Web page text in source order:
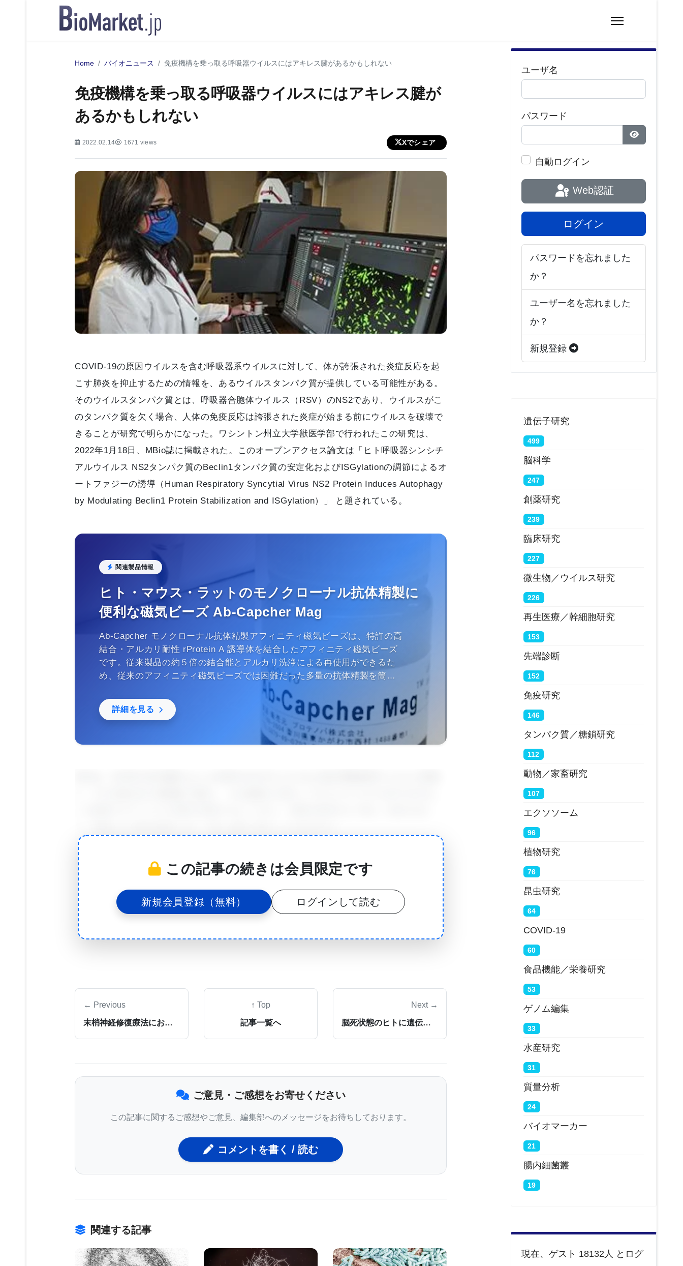
Home バイオニュース 免疫機構を乗っ取る呼吸器ウイルスにはアキレス腱があるかもしれない
免疫機構を乗っ取る呼吸器ウイルスにはアキレス腱が
あるかもしれない
2022.02.14 1671 views Xでシェア
COVID-19の原因ウイルスを含む呼吸器系ウイルスに対して、体が誇張された炎症反応を起
こす肺炎を抑止するための情報を、あるウイルスタンパク質が提供している可能性がある。
そのウイルスタンパク質とは、呼吸器合胞体ウイルス（RSV）のNS2であり、ウイルスがこ
のタンパク質を欠く場合、人体の免疫反応は誇張された炎症が始まる前にウイルスを破壊で
きることが研究で明らかになった。ワシントン州立大学獣医学部で行われたこの研究は、
2022年1月18日、MBio誌に掲載された。このオープンアクセス論文は「ヒト呼吸器シンシチ
アルウイルス NS2タンパク質のBeclin1タンパク質の安定化およびISGylationの調節によるオ
ートファジーの誘導（Human Respiratory Syncytial Virus NS2 Protein Induces Autophagy
by Modulating Beclin1 Protein Stabilization and ISGylation）」 と題されている。
関連製品情報
ヒト・マウス・ラットのモノクローナル抗体精製に
便利な磁気ビーズ Ab-Capcher Mag
Ab-Capcher モノクローナル抗体精製アフィニティ磁気ビーズは、特許の高
結合・アルカリ耐性 rProtein A 誘導体を結合したアフィニティ磁気ビーズ
です。従来製品の約５倍の結合能とアルカリ洗浄による再使用ができるた
め、従来のアフィニティ磁気ビーズでは困難だった多量の抗体精製を簡便
詳細を見る
この研究を率いたWSUのポスドク研究員、Kim Chiok博士は、「炎症がひどくなると気道が
詰まり、呼吸が困難にながる」「これが、このような長期的で重度の炎症反応を持つ人々
が、肺炎になって、呼吸の助けを必要とする理由であり、病院でICUに入ることになる理由
なのだ。」と述べている。
Chiok博士とWSUの仲間の研究者達は、RSVのような呼吸器系ウイルスが、どのように細胞
この研究は、WSUの獣医微生物学および病理学研究ユニットの一員であるSantanu Bose教
授の研究室で実施された。ペルー出身のフルブライト奨学生でWSUで博士号を取得した
Chiok博士は、過去2年半をBose研究室で過ごし、ウイルスと宿主の戦いを制御するメカニ
野生株のウイルスと比較することによって、ウイルスタンパク質の機能を決定した。
「ウイルスには一連の道具があり、複数の機能を持つ道具もある。我々は、本質的にこれら
の道具を取り去ることによって、これらの道具について学ぼうとした。」とChiok博士は語
Chiok博士は、ウイルスのNS2タンパク質が、ウイルス感染時の免疫防御を調節する細胞内
プロセスであるオートファジーの主要な制御因子であることを突き止めた。オートファジー
る。Beclin1は、ISGylationと呼ばれるプロセスを通じて、特定の小さな遺伝子タンパク質に
Chiok博士は述べている。
この記事の続きは会員限定です
新規会員登録（無料） ログインして読む
← Previous
末梢神経修復療法におけるブレークスルー
↑ Top
記事一覧へ
Next →
脳死状態のヒトに遺伝子組換え豚の腎臓を移植する世界初の臨床応用。「医学史に残る快挙」と話題に。
ご意見・ご感想をお寄せください
この記事に関するご感想やご意見、編集部へのメッセージをお待ちしております。
コメントを書く / 読む
関連する記事
ユーザ名
パスワード
パスワード
自動ログイン
Web認証
ログイン
パスワードを忘れました
か？
ユーザー名を忘れました
か？
新規登録
遺伝子研究
499
脳科学
247
創薬研究
239
臨床研究
227
微生物／ウイルス研究
226
再生医療／幹細胞研究
153
先端診断
152
免疫研究
146
タンパク質／糖鎖研究
112
動物／家畜研究
107
エクソソーム
96
植物研究
76
昆虫研究
64
COVID-19
60
食品機能／栄養研究
53
ゲノム編集
33
水産研究
31
質量分析
24
バイオマーカー
21
腸内細菌叢
19
現在、ゲスト 18132人 とログ